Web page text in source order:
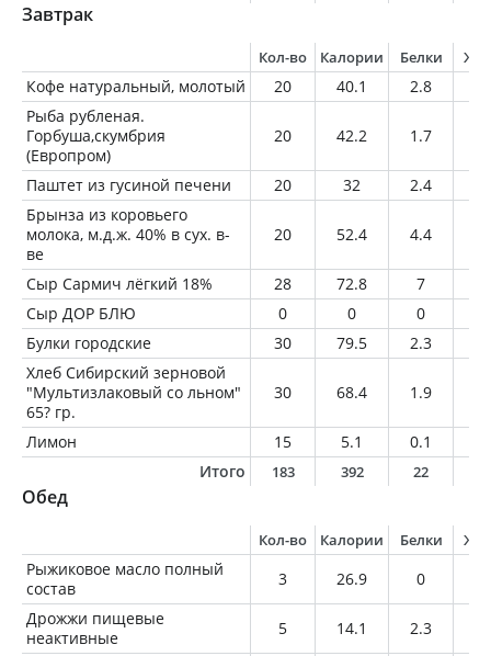
Завтрак
Кол-во Калории Белки
Кофе натуральный, молотый 20 40.1 2.8
Рыба рубленая.
Горбуша,скумбрия
(Европром)
20 42.2 1.7
Паштет из гусиной печени 20 32 2.4
Брынза из коровьего
молока, м.д.ж. 40% в сух. в-
ве
20 52.4 4.4
Сыр Сармич лёгкий 18% 28 72.8 7
Сыр ДОР БЛЮ
0 0 0
Булки городские
30 79.5 2.3
Хлеб Сибирский зерновой
"Мультизлаковый со льном"
65? гр.
30 68.4 1.9
Лимон 15 5.1 0.1
Итого
183 392 22
Обед
Кол-во Калории Белки
Рыжиковое масло полный
состав
3 26.9 0
Дрожжи пищевые
неактивные
5 14.1 2.3